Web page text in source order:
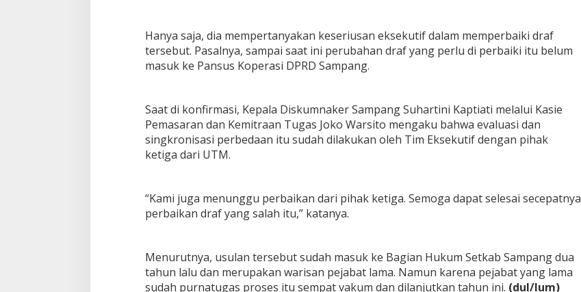
Hanya saja, dia mempertanyakan keseriusan eksekutif dalam memperbaiki draf
tersebut. Pasalnya, sampai saat ini perubahan draf yang perlu di perbaiki itu belum
masuk ke Pansus Koperasi DPRD Sampang.
Saat di konfirmasi, Kepala Diskumnaker Sampang Suhartini Kaptiati melalui Kasie
Pemasaran dan Kemitraan Tugas Joko Warsito mengaku bahwa evaluasi dan
singkronisasi perbedaan itu sudah dilakukan oleh Tim Eksekutif dengan pihak
ketiga dari UTM.
“Kami juga menunggu perbaikan dari pihak ketiga. Semoga dapat selesai secepatnya
perbaikan draf yang salah itu,” katanya.
Menurutnya, usulan tersebut sudah masuk ke Bagian Hukum Setkab Sampang dua
tahun lalu dan merupakan warisan pejabat lama. Namun karena pejabat yang lama
sudah purnatugas proses itu sempat vakum dan dilanjutkan tahun ini. (dul/lum)